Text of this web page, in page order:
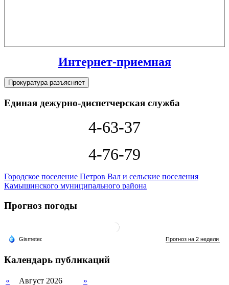
Интернет-приемная
Прокуратура разъясняет
Единая дежурно-диспетчерская служба
4-63-37
4-76-79
Городское поселение Петров Вал и сельские поселения
Камышинского муниципального района
Прогноз погоды
Календарь публикаций
« Август 2026 »